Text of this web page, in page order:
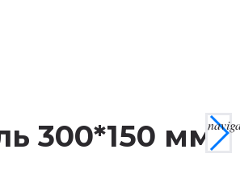
300*150 мм